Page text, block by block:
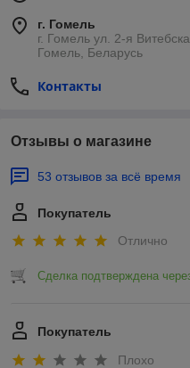
г. Гомель
г. Гомель ул. 2-я
Гомель, Беларусь
Контакты
Отзывы о магазине
53 отзывов за всё время
Покупатель
Отлично
Сделка подтверждена
Покупатель
Плохо